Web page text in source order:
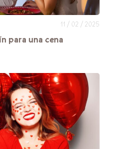
11 / 02 / 2025
para una cena